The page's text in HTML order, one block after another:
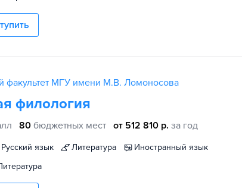
факультет МГУ имени М.В. Ломоносова
филология
80 бюджетных мест от 512 810 р. за год
русский язык литература
иностранный язык